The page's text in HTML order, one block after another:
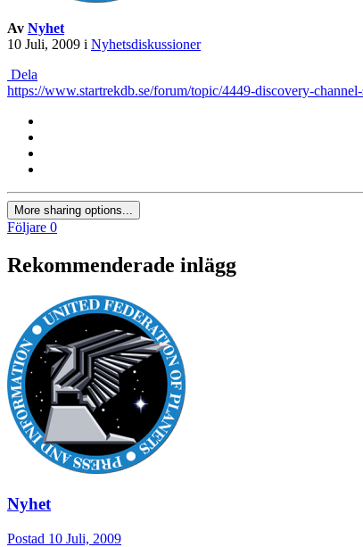
Av Nyhet
10 Juli, 2009 i Nyhetsdiskussioner
Dela
https://www.startrekdb.se/forum/topic/4449-discovery-
More sharing options...
Följare 0
Rekommenderade inlägg
Nyhet
Postad 10 Juli, 2009